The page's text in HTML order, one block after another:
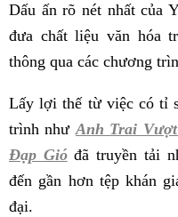
Dấu ấn rõ nét nhất của
đưa chất liệu văn hóa
thông qua các chương
Lấy lợi thế từ việc có tỉ
trình nhưAnh Trai
Đạp Gióđã truyền tải
đến gần hơn tệp khán
đại.